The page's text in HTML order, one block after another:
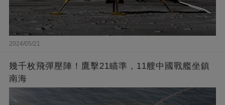
2024/05/21
幾千枚飛彈壓陣！鷹擊21瞄準，11艘中國戰艦坐鎮
南海